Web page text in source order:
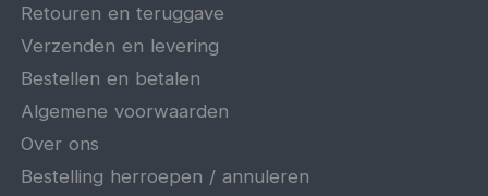
Retouren en teruggave
Verzenden en levering
Bestellen en betalen
Algemene voorwaarden
Over ons
Bestelling herroepen / annuleren